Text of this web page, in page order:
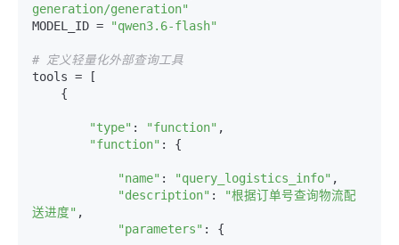
generation/generation"
MODEL_ID =
"qwen3.6-flash"
# 定义轻量化外部查询工具
tools = [
"type" : "function" ,
"function" : {
"name" : "query_logistics_info" ,
"description" :
"根据订单号查询物流配
送进度" ,
"parameters" : {